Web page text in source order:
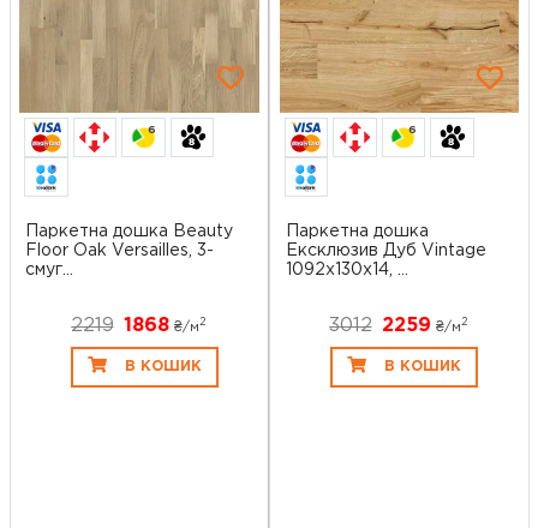
6
Паркетна дошка Beauty
Floor Oak Versailles, 3-
смуг...
2219 1868₴/м2
В КОШИК
6
Паркетна дошка
Ексклюзив Дуб Vintage
1092x130x14, ...
3012 2259₴/м2
В КОШИК